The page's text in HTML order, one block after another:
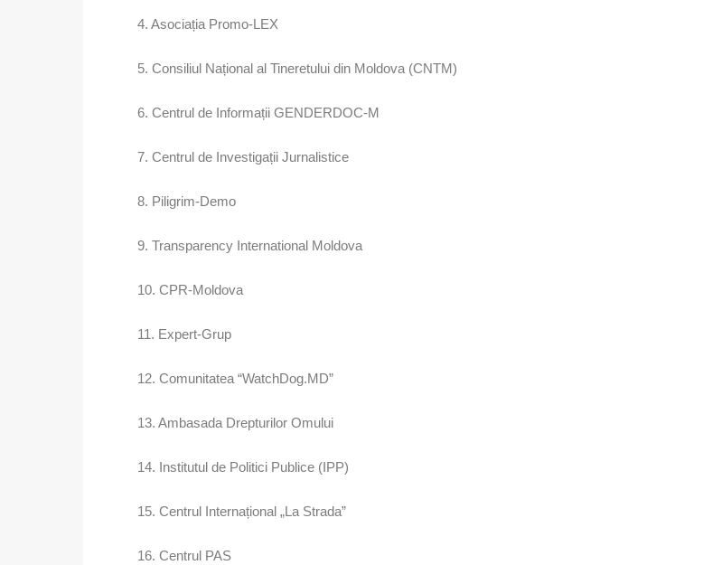
4. Asociația Promo-LEX
5. Consiliul Național al Tineretului din Moldova (CNTM)
6. Centrul de Informații GENDERDOC-M
7. Centrul de Investigații Jurnalistice
8. Piligrim-Demo
9. Transparency International Moldova
10. CPR-Moldova
11. Expert-Grup
12. Comunitatea “WatchDog.MD”
13. Ambasada Drepturilor Omului
14. Institutul de Politici Publice (IPP)
15. Centrul Internațional „La Strada”
16. Centrul PAS